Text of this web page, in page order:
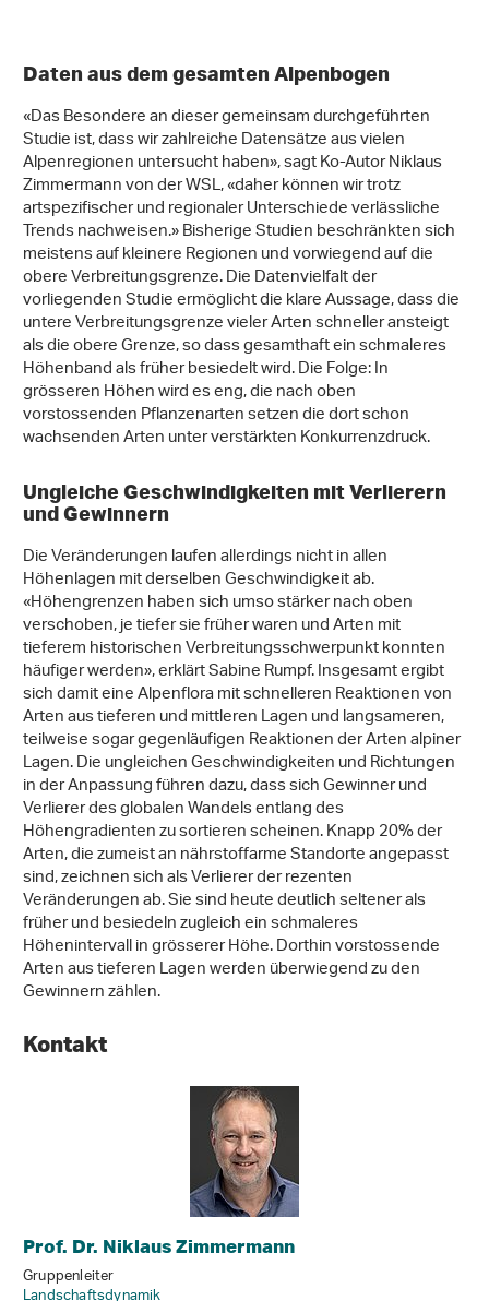
Daten aus dem gesamten Alpenbogen
«Das Besondere an dieser gemeinsam durchgeführten
Studie ist, dass wir zahlreiche Datensätze aus vielen
Alpenregionen untersucht haben», sagt Ko-Autor Niklaus
Zimmermann von der WSL, «daher können wir trotz
artspezifischer und regionaler Unterschiede verlässliche
Trends nachweisen.» Bisherige Studien beschränkten sich
meistens auf kleinere Regionen und vorwiegend auf die
obere Verbreitungsgrenze. Die Datenvielfalt der
vorliegenden Studie ermöglicht die klare Aussage, dass die
untere Verbreitungsgrenze vieler Arten schneller ansteigt
als die obere Grenze, so dass gesamthaft ein schmaleres
Höhenband als früher besiedelt wird. Die Folge: In
grösseren Höhen wird es eng, die nach oben
vorstossenden Pflanzenarten setzen die dort schon
wachsenden Arten unter verstärkten Konkurrenzdruck.
Ungleiche Geschwindigkeiten mit Verlierern
und Gewinnern
Die Veränderungen laufen allerdings nicht in allen
Höhenlagen mit derselben Geschwindigkeit ab.
«Höhengrenzen haben sich umso stärker nach oben
verschoben, je tiefer sie früher waren und Arten mit
tieferem historischen Verbreitungsschwerpunkt konnten
häufiger werden», erklärt Sabine Rumpf. Insgesamt ergibt
sich damit eine Alpenflora mit schnelleren Reaktionen von
Arten aus tieferen und mittleren Lagen und langsameren,
teilweise sogar gegenläufigen Reaktionen der Arten alpiner
Lagen. Die ungleichen Geschwindigkeiten und Richtungen
in der Anpassung führen dazu, dass sich Gewinner und
Verlierer des globalen Wandels entlang des
Höhengradienten zu sortieren scheinen. Knapp 20% der
Arten, die zumeist an nährstoffarme Standorte angepasst
sind, zeichnen sich als Verlierer der rezenten
Veränderungen ab. Sie sind heute deutlich seltener als
früher und besiedeln zugleich ein schmaleres
Höhenintervall in grösserer Höhe. Dorthin vorstossende
Arten aus tieferen Lagen werden überwiegend zu den
Gewinnern zählen.
Kontakt
Prof. Dr. Niklaus Zimmermann
Gruppenleiter